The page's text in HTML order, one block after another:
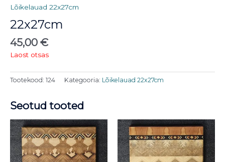
Lõikelauad 22x27cm
22x27cm
45,00 €
Laost otsas
Tootekood: 124 Kategooria: Lõikelauad 22x27cm
Seotud tooted